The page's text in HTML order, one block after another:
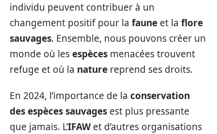
individu peuvent contribuer à un
changement positif pour la faune et la flore
sauvages. Ensemble, nous pouvons créer un
monde où lesespèces menacées trouvent
refuge et où la nature reprend ses droits.
En 2024, l’importance de la conservation
des espèces sauvages est plus pressante
que jamais. L’IFAWet d’autres organisations